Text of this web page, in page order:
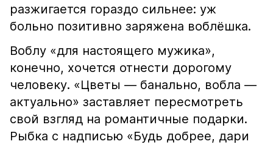
разжигается гораздо сильнее: уж
больно позитивно заряжена воблёшка.
Воблу «для настоящего мужика»,
конечно, хочется отнести дорогому
человеку. «Цветы — банально, вобла —
актуально» заставляет пересмотреть
свой взгляд на романтичные подарки.
Рыбка с надписью «Будь добрее, дари